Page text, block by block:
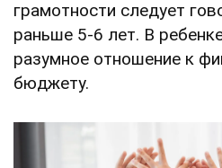
грамотности следует
раньше 5-6 лет. В
разумное отношение к
бюджету.